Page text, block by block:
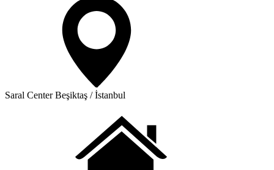
Saral CenterBeşiktaş / İstanbul